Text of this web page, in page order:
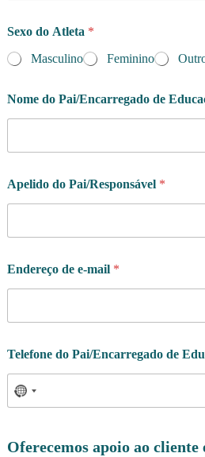
Sexo do Atleta *
Masculino
Feminino
Nome do Pai/Encarregado de
Apelido do Pai/Responsável *
Endereço de e-mail *
Telefone do Pai/Encarregado de
Oferecemos apoio ao